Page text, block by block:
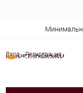
Вход Регистрация